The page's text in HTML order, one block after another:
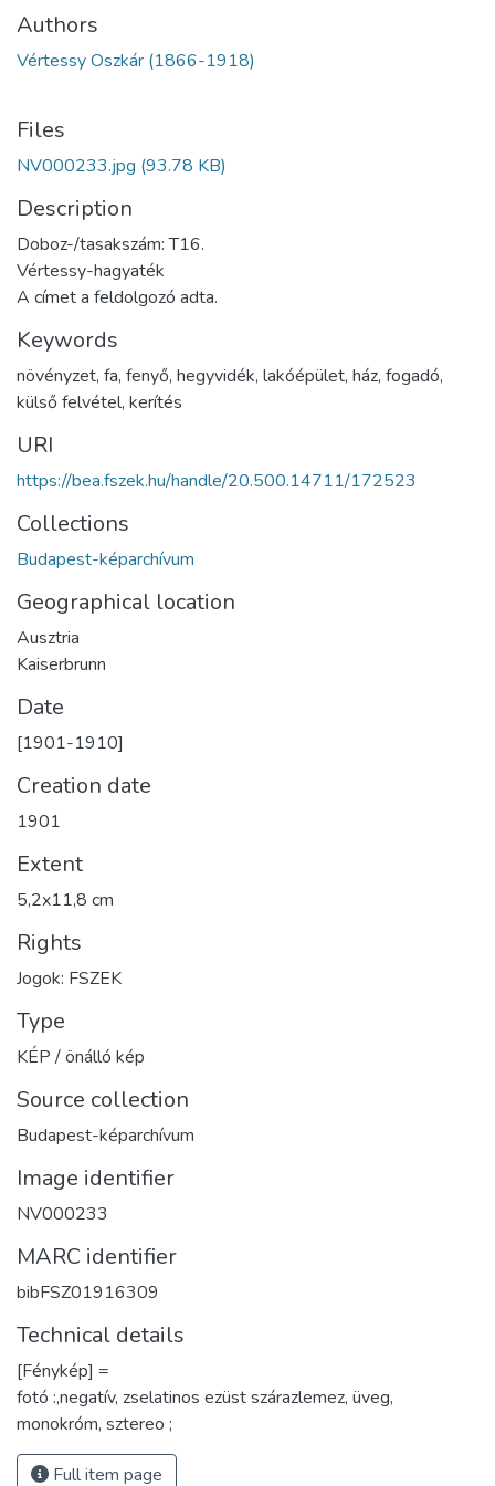
Authors
Vértessy Oszkár (1866-1918)
Files
NV000233.jpg (93.78 KB)
Description
Doboz-/tasakszám: T16.
Vértessy-hagyaték
A címet a feldolgozó adta.
Keywords
növényzet, fa, fenyő, hegyvidék, lakóépület, ház, fogadó,
külső felvétel, kerítés
URI
https://bea.fszek.hu/handle/20.500.14711/172523
Collections
Budapest-képarchívum
Geographical location
Ausztria
Kaiserbrunn
Date
[1901-1910]
Creation date
1901
Extent
5,2x11,8 cm
Rights
Jogok: FSZEK
Type
KÉP / önálló kép
Source collection
Budapest-képarchívum
Image identifier
NV000233
MARC identifier
bibFSZ01916309
Technical details
[Fénykép] =
fotó :,negatív, zselatinos ezüst szárazlemez, üveg,
monokróm, sztereo ;
Full item page